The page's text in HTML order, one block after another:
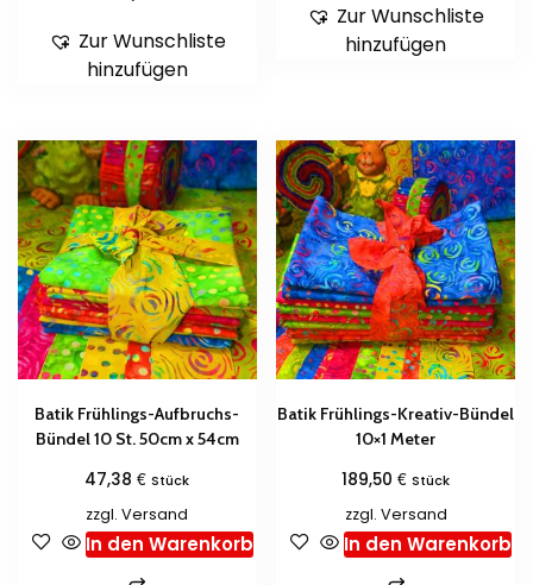
Zur Wunschliste
hinzufügen
Zur Wunschliste
hinzufügen
Batik Frühlings-Aufbruchs-
Bündel 10 St. 50cm x 54cm
47,38€ Stück
zzgl.Versand
In den Warenkorb
Batik Frühlings-Kreativ-Bündel
10×1 Meter
189,50€ Stück
zzgl. Versand
In den Warenkorb